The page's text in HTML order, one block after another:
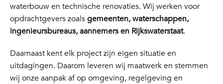
waterbouw en technische renovaties. Wij werken voor
opdrachtgevers zoalsgemeenten, waterschappen,
ingenieursbureaus, aannemers en Rijkswaterstaat.
Daarnaast kent elk project zijn eigen situatie en
uitdagingen. Daarom leveren wij maatwerk en stemmen
wij onze aanpak af op omgeving, regelgeving en